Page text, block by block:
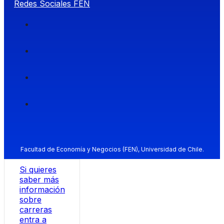
Redes Sociales FEN
Facultad de Economía y Negocios (FEN), Universidad de Chile.
Si quieres
saber más
información
sobre
carreras
entra a